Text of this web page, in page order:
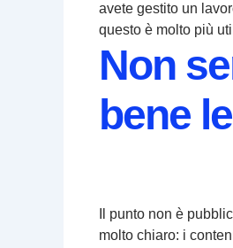
avete gestito un
questo è molto più
Non
bene
Il punto non è
molto chiaro: i